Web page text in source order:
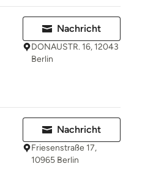
Nachricht
DONAUSTR. 16, 12043
Berlin
Nachricht
Friesenstraße 17,
10965 Berlin